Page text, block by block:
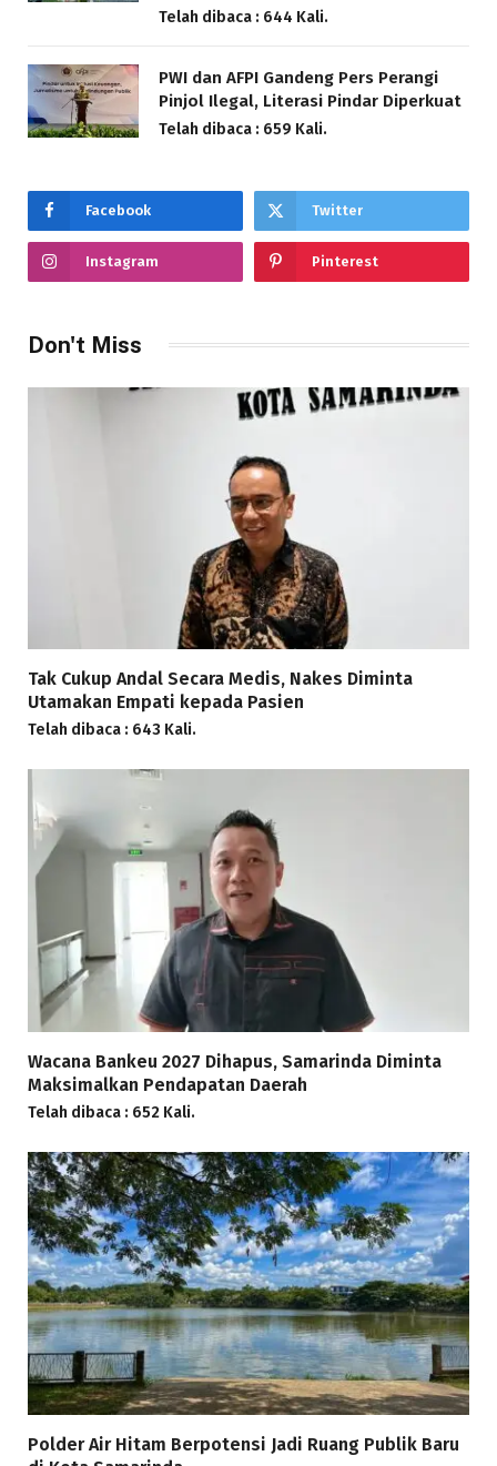
Telah dibaca : 644 Kali.
PWI dan AFPI Gandeng Pers Perangi
Pinjol Ilegal, Literasi Pindar Diperkuat
Telah dibaca : 659 Kali.
Facebook Twitter
Instagram Pinterest
Don't Miss
Tak Cukup Andal Secara Medis, Nakes Diminta
Utamakan Empati kepada Pasien
Telah dibaca : 643 Kali.
Wacana Bankeu 2027 Dihapus, Samarinda Diminta
Maksimalkan Pendapatan Daerah
Telah dibaca : 652 Kali.
Polder Air Hitam Berpotensi Jadi Ruang Publik Baru